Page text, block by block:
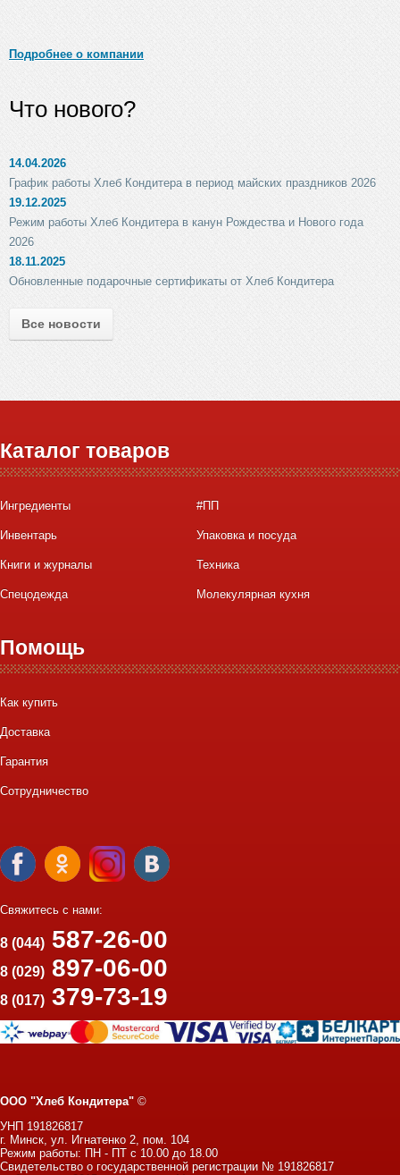
Подробнее о компании
Что нового?
14.04.2026
График работы Хлеб Кондитера в период майских праздников 2026
19.12.2025
Режим работы Хлеб Кондитера в канун Рождества и Нового года
2026
18.11.2025
Обновленные подарочные сертификаты от Хлеб Кондитера
Все новости
Каталог товаров
Ингредиенты #ПП
Инвентарь Упаковка и посуда
Книги и журналы Техника
Спецодежда Молекулярная кухня
Помощь
Как купить
Доставка
Гарантия
Сотрудничество
Свяжитесь с нами:
8 (044) 587-26-00
8 (029) 897-06-00
8 (017) 379-73-19
ООО "Хлеб Кондитера" ©
УНП 191826817
г. Минск, ул. Игнатенко 2, пом. 104
Режим работы: ПН - ПТ с 10.00 до 18.00
Свидетельство о государственной регистрации № 191826817